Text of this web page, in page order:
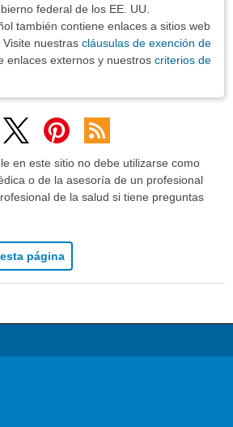
federal de los EE. UU.
también contiene enlaces a sitios web
nuestras cláusulas de exención de
enlaces externos y nuestros criterios de
en este sitio no debe utilizarse como
o de la asesoría de un profesional
de la salud si tiene preguntas
página